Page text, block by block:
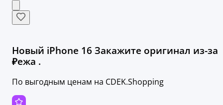
Новый iPhone 16 Закажите оригинал из-за
₽ежа .
По выгодным ценам на CDEK.Shopping